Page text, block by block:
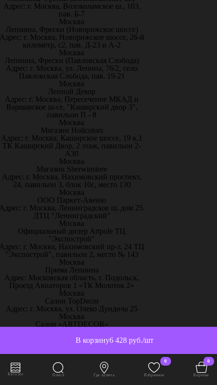
6 428 руб./шт
В корзину
Адрес: г. Москва, Волоколамское ш., 103,
пав. Б-7
Москва
Лепнина, Фрески (Новорижское шоссе)
г. Москва, Новорижское шоссе, 26-й
километр, с2, пав. Д-23 и А-2
Москва
Лепнина, Фрески (Павловская Слобода)
Адрес: г. Москва, ул. Ленина, 76/2, село
Павловская Слобода, пав. 19-21
Москва
Лепной Декор
Адрес: г. Москва, Пересечение МКАД и
Варшавское ш-се, "Каширский двор 3",
павильон П - 8
Москва
Магазин Holicolors
Адрес: г. Москва, Каширское шоссе, 19 к.1
ТК Каширский Двор, 2 этаж, павильон 2-
А30
Москва
Магазин Sherwinstore
Адрес: г. Москва, Нахимовский проспект,
24, павильон 3, блок 10с, место 130
Москва
ООО Паркет-Авeню
г. Москва, Ленинградское ш, дом 25.
ДТЦ "Ленинградский"
Москва
Официальный дилер Artpole ТЦ
"Экспострой"
г. Москва, Нахимовский пр-т, 24 ТЦ
"Экспострой", павильон 2, место № 143
Москва
Прима Лепнина
Адрес: Московская область, г. Подольск,
Проезд Авиаторов 1 «ТК Молоток 2»
Москва
Салон TopDecor
Адрес: г. Москва, ул. Олеко Дундича 25
Москва
Салон «ARTDECOR»
38с1
Салон Лепнина
Адрес: г. Москва, Дмитровское шоссе, дом.
165, кор. 1, т.ц. Бухта, Пав. 2Е5
Москва
Каталог Поиск Где купить
0
Избранное
0
Корзина